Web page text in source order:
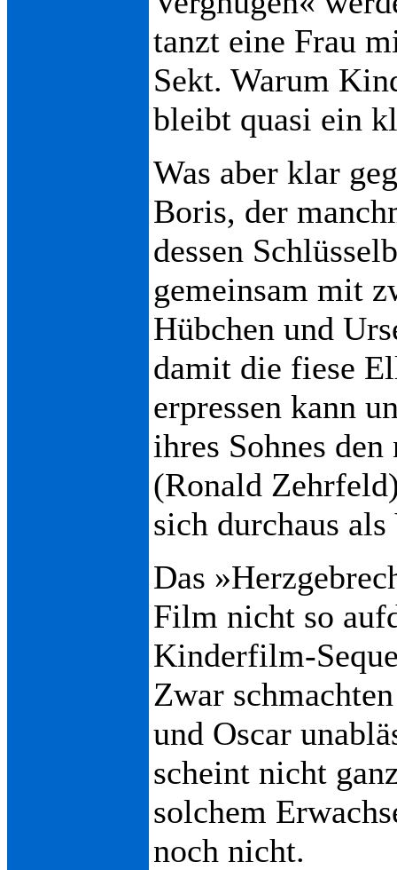
tanzt eine Frau
Sekt. Warum
bleibt quasi ein
Was aber klar
Boris, der
dessen
gemeinsam mit
Hübchen und
damit die fiese
erpressen kann
ihres Sohnes
(Ronald
sich durchaus
Das
Film nicht so
Kinderfilm-
Zwar
und Oscar
scheint nicht
solchem
noch nicht.